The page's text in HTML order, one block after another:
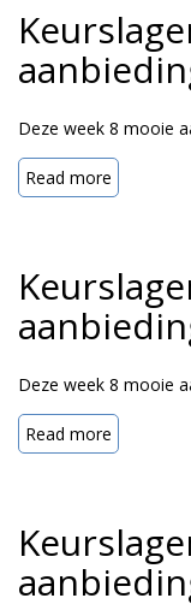
Deze week 8 mooie
Read more
Deze week 8 mooie
Read more